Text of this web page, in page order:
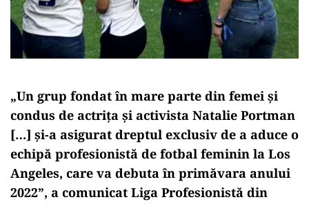
„Un grup fondat în mare parte din femei și
condus de actrița și activista Natalie Portman
[…] și-a asigurat dreptul exclusiv de a aduce o
echipă profesionistă de fotbal feminin la Los
Angeles, care va debuta în primăvara anului
2022”, a comunicat Liga Profesionistă din